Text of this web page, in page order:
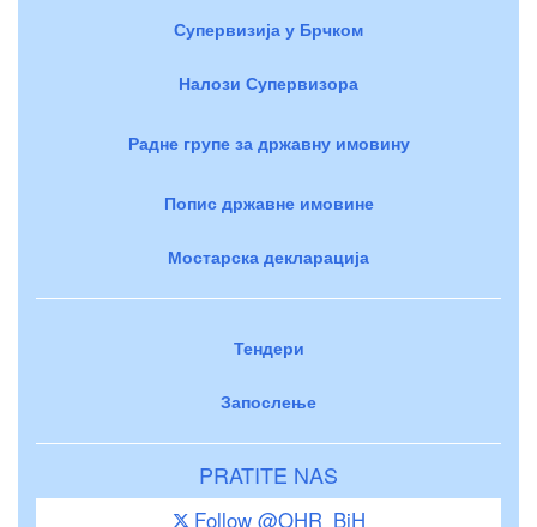
Супервизија у Брчком
Налози Супервизора
Радне групе за државну имовину
Попис државне имовине
Мостарска декларација
Тендери
Запослење
PRATITE NAS
Follow @OHR_BiH